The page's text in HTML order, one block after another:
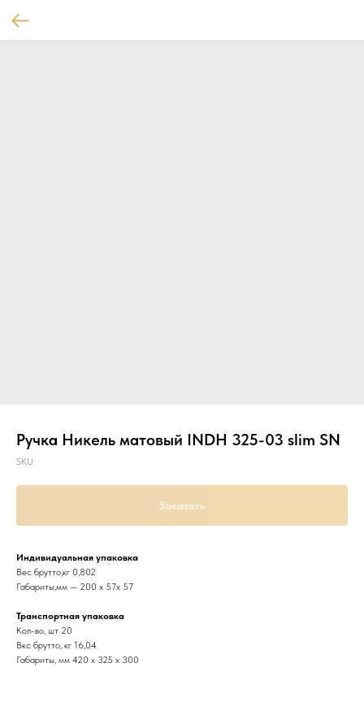
Ручка Никель матовый INDH 325-03 slim SN
SKU:
Заказать
Индивидуальная упаковка
Вес брутто,кг 0,802
Габариты,мм — 200 х 57х 57
Транспортная упаковка
Кол-во, шт 20
Вкс брутто, кг 16,04
Габариты, мм 420 х 325 х 300